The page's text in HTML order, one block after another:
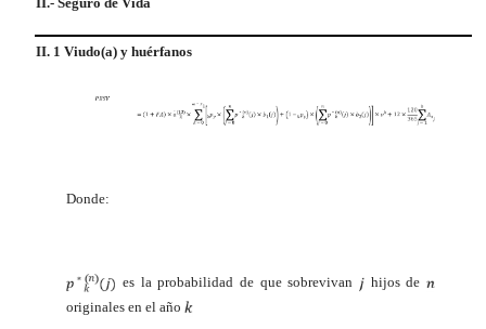
II. 1 Viudo(a) y huérfanos
Donde:
es la probabilidad de que sobrevivan
hijos de
originales en el año